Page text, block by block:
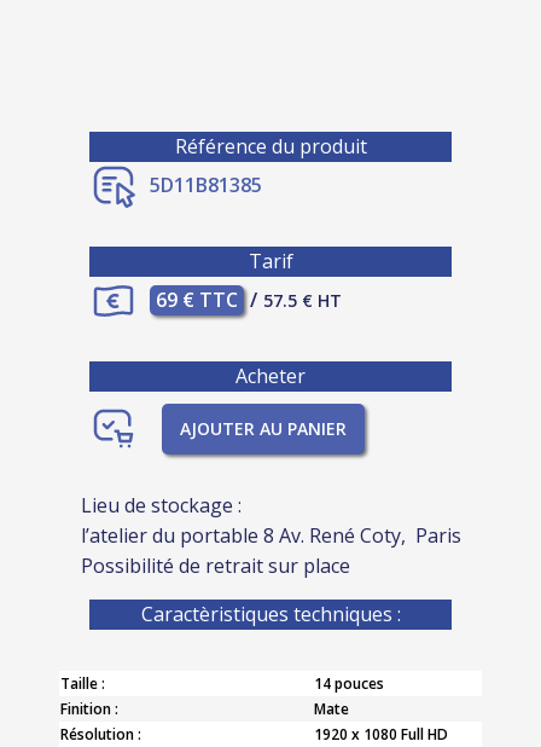
Référence du produit
5D11B81385
Tarif
69 € TTC / 57.5 € HT
Acheter
AJOUTER AU PANIER
Lieu de stockage :
l’atelier du portable 8 Av. René Coty, Paris
Possibilité de retrait sur place
Caractèristiques techniques :
Taille :
14 pouces
Finition :
Mate
Résolution :
1920 x 1080 Full HD